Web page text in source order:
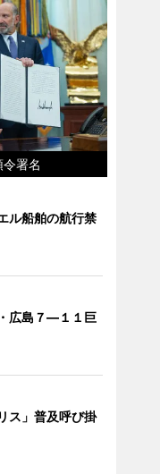
署名
ル船舶の航行禁
広島７―１１巨
ス」普及呼び掛